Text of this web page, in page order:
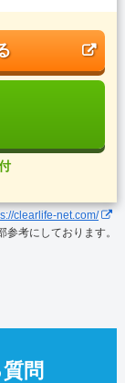
clearlife-net.com/
考にしております。
問